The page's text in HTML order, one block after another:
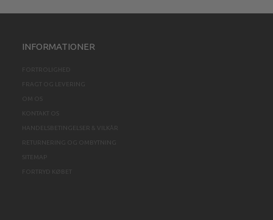
INFORMATIONER
FORTROLIGHED
FRAGT OG LEVERING
OM OS
KONTAKT OS
HANDELSBETINGELSER & VILKÅR
RETURNERING OG OMBYTNING
SITEMAP
FORTRYD KØBET